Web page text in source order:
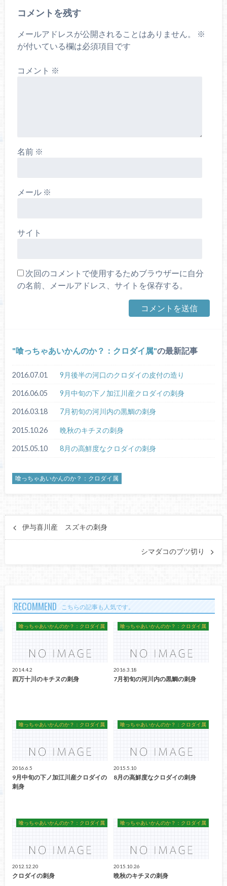
コメントを残す
メールアドレスが公開されることはありません。
※
が付いている欄は必須項目です
コメント ※
名前 ※
メール ※
サイト
次回のコメントで使用するためブラウザーに自分
の名前、メールアドレス、サイトを保存する。
喰っちゃあいかんのか？：クロダイ属 の最新記事
2016.07.01 9月後半の河口のクロダイの皮付の造り
2016.06.05 9月中旬の下ノ加江川産クロダイの刺身
2016.03.18 7月初旬の河川内の黒鯛の刺身
2015.10.26 晩秋のキチヌの刺身
2015.05.10 8月の高鮮度なクロダイの刺身
喰っちゃあいかんのか？：クロダイ属
伊与喜川産 スズキの刺身
シマダコのブツ切り
RECOMMEND こちらの記事も人気です。
喰っちゃあいかんのか？：クロダイ属
2014.4.2
四万十川のキチヌの刺身
喰っちゃあいかんのか？：クロダイ属
2016.3.18
7月初旬の河川内の黒鯛の刺身
喰っちゃあいかんのか？：クロダイ属
2016.6.5
9月中旬の下ノ加江川産クロダイの
刺身
喰っちゃあいかんのか？：クロダイ属
2015.5.10
8月の高鮮度なクロダイの刺身
喰っちゃあいかんのか？：クロダイ属
2012.12.20
クロダイの刺身
喰っちゃあいかんのか？：クロダイ属
2015.10.26
晩秋のキチヌの刺身